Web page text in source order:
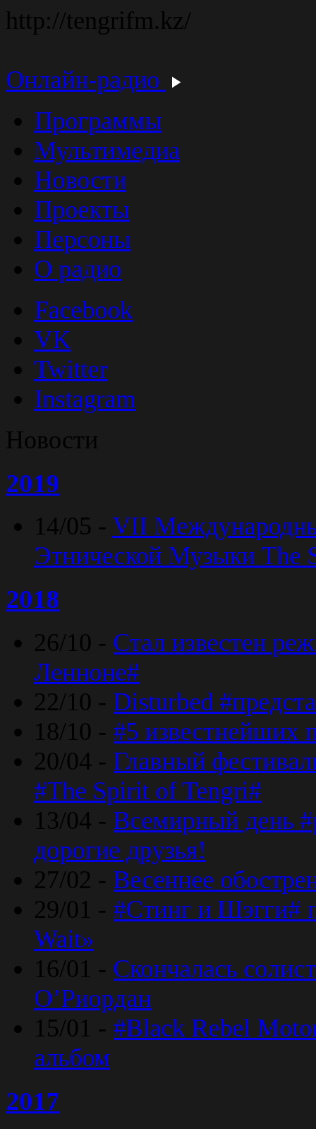
http://tengrifm.kz/
Онлайн-радио
Программы
Мультимедиа
Новости
Проекты
Персоны
О радио
Facebook
VK
Twitter
Instagram
Новости
2019
14/05 - VII
Этнической Музыки The
2018
26/10 - Стал известен
Ленноне#
22/10 - Disturbed
18/10 - #5 известнейших
20/04 - Главный
#The Spirit of Tengri#
13/04 - Всемирный день
дорогие друзья!
27/02 - Весеннее
29/01 - #Стинг и Шэгги#
Wait»
16/01 - Скончалась
O’Риордан
15/01 - #Black Rebel
альбом
2017